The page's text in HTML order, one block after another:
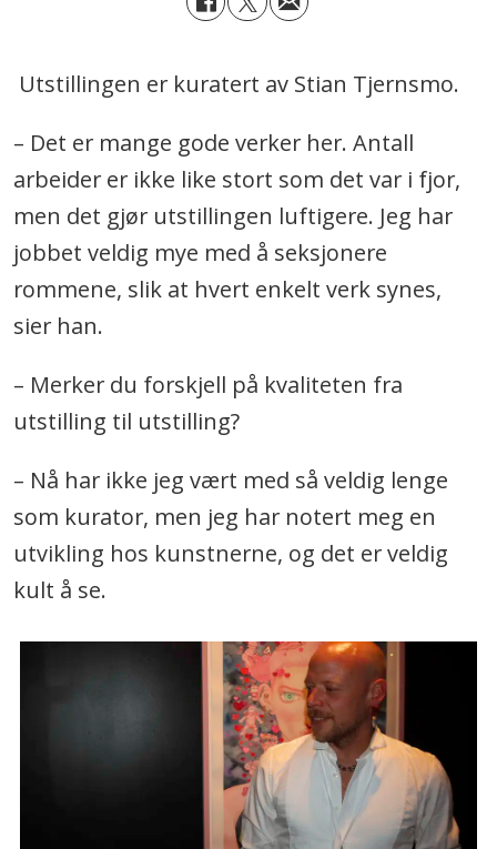
Utstillingen er kuratert av Stian Tjernsmo.
– Det er mange gode verker her. Antall
arbeider er ikke like stort som det var i fjor,
men det gjør utstillingen luftigere. Jeg har
jobbet veldig mye med å seksjonere
rommene, slik at hvert enkelt verk synes,
sier han.
– Merker du forskjell på kvaliteten fra
utstilling til utstilling?
– Nå har ikke jeg vært med så veldig lenge
som kurator, men jeg har notert meg en
utvikling hos kunstnerne, og det er veldig
kult å se.